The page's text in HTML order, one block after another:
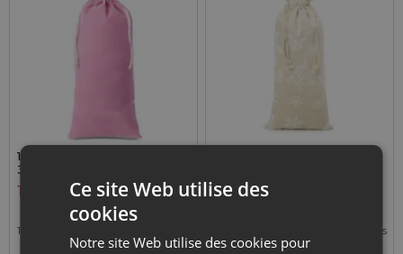
1 pièce Sac en velours 16 x
37 cm - rose clair
1,19
1,19
- naturelle / neige
1,39€
1 lot = 1 pcs
Ce site Web utilise des
cookies
Notre site Web utilise des cookies pour